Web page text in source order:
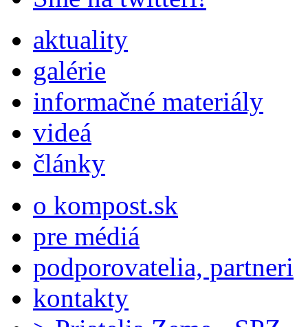
aktuality
galérie
informačné materiály
videá
články
o kompost.sk
pre médiá
podporovatelia, partneri
kontakty